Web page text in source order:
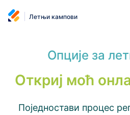
Летњи кампови
Опције за
Откриј моћ
Поједностави процес